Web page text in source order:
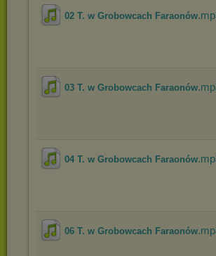
02 T. w Grobowcach Faraonów
03 T. w Grobowcach Faraonów
04 T. w Grobowcach Faraonów
06 T. w Grobowcach Faraonów